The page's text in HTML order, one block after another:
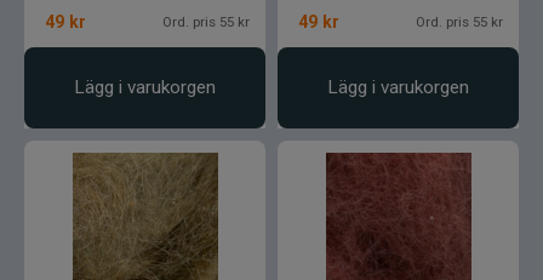
49 kr Ord. pris 55 kr
Lägg i varukorgen
49 kr Ord. pris 55 kr
Lägg i varukorgen